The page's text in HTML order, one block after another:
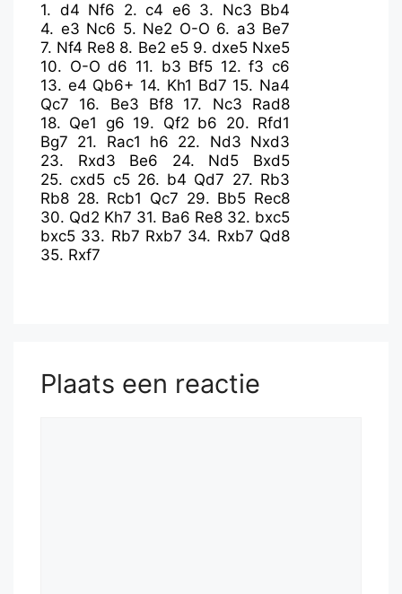
1. d4 Nf6 2. c4 e6 3. Nc3 Bb4
4. e3 Nc6 5. Ne2 O-O 6. a3 Be7
7. Nf4 Re8 8. Be2 e5 9. dxe5 Nxe5
10. O-O d6 11. b3 Bf5 12.f3 c6
13. e4 Qb6+ 14. Kh1 Bd7 15. Na4
Qc7
16. Be3 Bf8 17. Nc3
Rad8
18. Qe1 g6 19. Qf2 b6 20. Rfd1
Bg7 21. Rac1 h6 22. Nd3 Nxd3
23. Rxd3 Be6 24. Nd5
Bxd5
25.cxd5 c5 26. b4 Qd7 27. Rb3
Rb8 28. Rcb1 Qc7 29. Bb5 Rec8
30. Qd2 Kh7 31. Ba6 Re8 32. bxc5
bxc5 33. Rb7 Rxb7 34. Rxb7 Qd8
35. Rxf7
Plaats een reactie